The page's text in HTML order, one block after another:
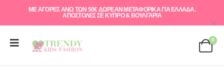
ΜΕ ΑΓΟΡΕΣ ΑΝΩ ΤΩΝ 50€ ΔΩΡΕΑΝ ΜΕΤΑΦΟΡΙΚΑ ΓΙΑ ΕΛΛAΔΑ.
ΑΠΟΣΤΟΛΕΣ ΣΕ ΚΥΠΡΟ & ΒΟΥΛΓΑΡΙΑ
0